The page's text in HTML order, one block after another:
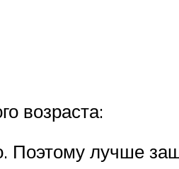
возраста:
Поэтому лучше